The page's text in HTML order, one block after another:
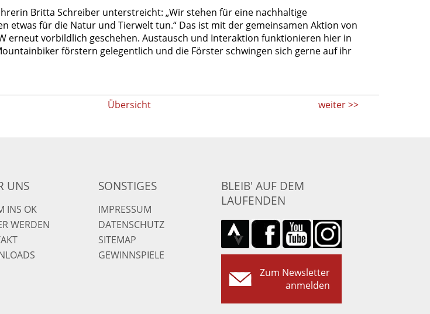
Britta Schreiber unterstreicht: „Wir stehen für eine nachhaltige
etwas für die Natur und Tierwelt tun.“ Das ist mit der gemeinsamen Aktion von
erneut vorbildlich geschehen. Austausch und Interaktion funktionieren hier in
förstern gelegentlich und die Förster schwingen sich gerne auf ihr
weiter >>
Übersicht
UNS
INS OK
WERDEN
SONSTIGES
IMPRESSUM
DATENSCHUTZ
SITEMAP
GEWINNSPIELE
BLEIB' AUF DEM
LAUFENDEN
Zum Newsletter
anmelden